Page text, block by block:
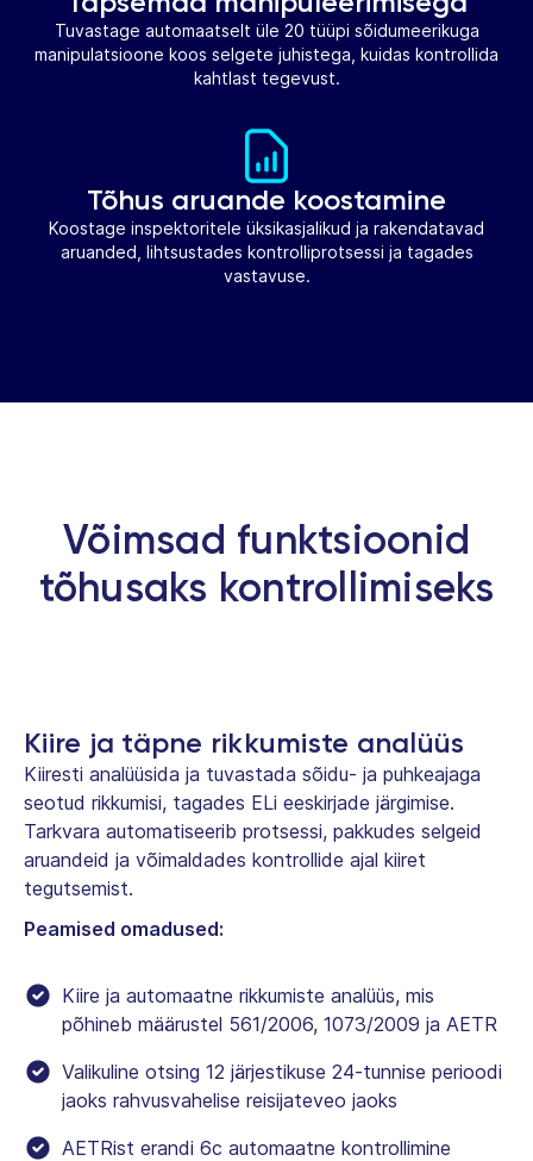
Tuvastage automaatselt üle 20 tüüpi sõidumeerikuga
manipulatsioone koos selgete juhistega, kuidas kontrollida
kahtlast tegevust.
Tõhus aruande koostamine
Koostage inspektoritele üksikasjalikud ja rakendatavad
aruanded, lihtsustades kontrolliprotsessi ja tagades
vastavuse.
Võimsad funktsioonid
tõhusaks kontrollimiseks
Kiire ja täpne rikkumiste analüüs
Kiiresti analüüsida ja tuvastada sõidu- ja puhkeajaga
seotud rikkumisi, tagades ELi eeskirjade järgimise.
Tarkvara automatiseerib protsessi, pakkudes selgeid
aruandeid ja võimaldades kontrollide ajal kiiret
tegutsemist.
Peamised omadused:
Kiire ja automaatne rikkumiste analüüs, mis
põhineb määrustel 561/2006, 1073/2009 ja AETR
Valikuline otsing 12 järjestikuse 24-tunnise perioodi
jaoks rahvusvahelise reisijateveo jaoks
AETRist erandi 6c automaatne kontrollimine